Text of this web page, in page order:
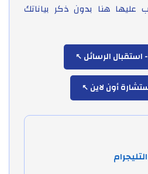
عليها هنا بدون ذكر بياناتك
الرسائل
أون لاين